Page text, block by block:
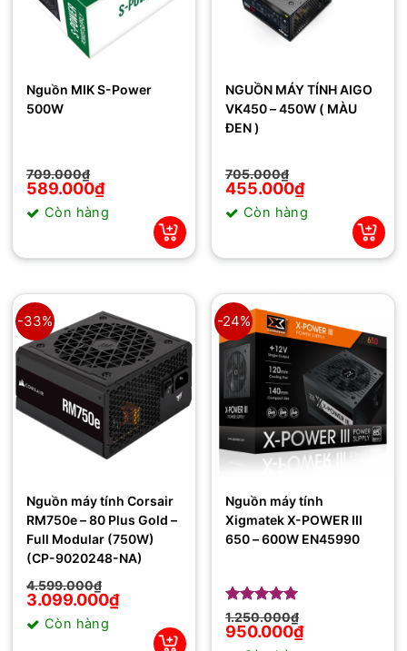
Nguồn MIK S-Power
500W
709.000₫
Giá
gốc
là:
709.000₫.
589.000₫
Giá
hiện
tại
là: Còn hàng
NGUỒN MÁY TÍNH AIGO
VK450 – 450W ( MÀU
ĐEN )
705.000₫
Giá
gốc
705.000₫.
455.000₫
Giá
hiện
là: Còn hàng
-33%
Nguồn máy tính Corsair
RM750e – 80 Plus Gold –
Full Modular (750W)
(CP-9020248-NA)
4.599.000₫
Giá
gốc
là:
4.599.000₫.
3.099.000₫
Giá
hiện
tại
là: Còn hàng
-24%
Nguồn máy tính
Xigmatek X-POWER III
650 – 600W EN45990
Được xếp
hạng 55
1.250.000₫
Giá
gốc
là:
950.000₫
Giá
hiện
tại